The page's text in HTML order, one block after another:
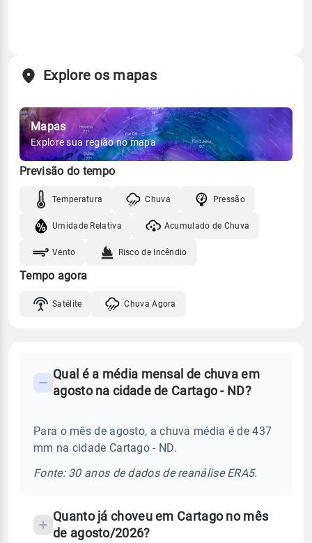
Explore os mapas
Mapas
Explore sua região no mapa
Previsão do tempo
Temperatura Chuva Pressão
Umidade Relativa Acumulado de Chuva
Vento Risco de Incêndio
Tempo agora
Satélite Chuva Agora
Perguntas
sobre
chuva
Qual é a média mensal de chuva em
agosto na cidade de Cartago - ND?
Para o mês de agosto, a chuva média é de 437
mm na cidade Cartago - ND.
Fonte: 30 anos de dados de reanálise ERA5.
Quanto já choveu em Cartago no mês
de agosto/2026?